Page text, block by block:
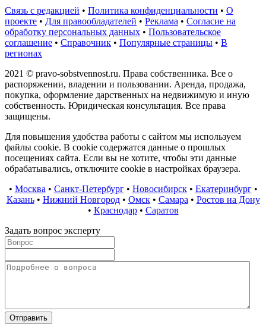
Связь с редакцией • Политика конфиденциальности • О
проекте • Для правообладателей • Реклама • Согласие на
обработку персональных данных • Пользовательское
соглашение • Справочник • Популярные страницы • В
регионах
2021 © pravo-sobstvennost.ru. Права собственника. Все о
распоряжении, владении и пользовании. Аренда, продажа,
покупка, оформление дарственных на недвижимую и иную
собственность. Юридическая консультация. Все права
защищены.
Для повышения удобства работы с сайтом мы используем
файлы cookie. В cookie содержатся данные о прошлых
посещениях сайта. Если вы не хотите, чтобы эти данные
обрабатывались, отключите cookie в настройках браузера.
• Москва • Санкт-Петербург• Новосибирск• Екатеринбург•
Казань• Нижний Новгород• Омск• Самара • Ростов на Дону
• Краснодар• Саратов
Задать вопрос эксперту